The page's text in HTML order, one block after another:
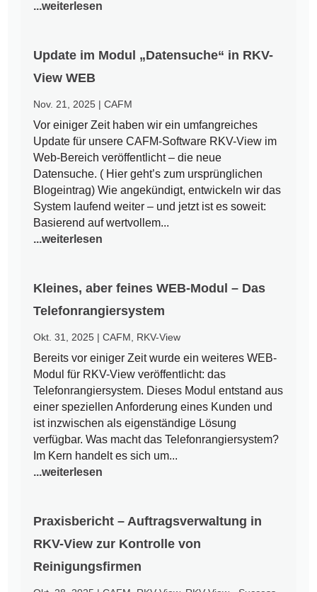
...weiterlesen
Update im Modul „Datensuche“ in RKV-
View WEB
Nov. 21, 2025 |CAFM
Vor einiger Zeit haben wir ein umfangreiches
Update für unsere CAFM-Software RKV-View im
Web-Bereich veröffentlicht – die neue
Datensuche. ( Hier geht’s zum ursprünglichen
Blogeintrag) Wie angekündigt, entwickeln wir das
System laufend weiter – und jetzt ist es soweit:
Basierend auf wertvollem...
...weiterlesen
Kleines, aber feines WEB-Modul – Das
Telefonrangiersystem
Okt. 31, 2025 |CAFM RKV-View
Bereits vor einiger Zeit wurde ein weiteres WEB-
Modul für RKV-View veröffentlicht: das
Telefonrangiersystem. Dieses Modul entstand aus
einer speziellen Anforderung eines Kunden und
ist inzwischen als eigenständige Lösung
verfügbar. Was macht das Telefonrangiersystem?
Im Kern handelt es sich um...
...weiterlesen
Praxisbericht – Auftragsverwaltung in
RKV-View zur Kontrolle von
Reinigungsfirmen